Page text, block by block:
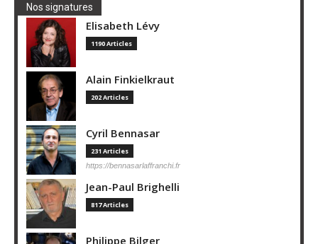
Nos signatures
Elisabeth Lévy
1190 Articles
Alain Finkielkraut
202 Articles
Cyril Bennasar
231 Articles
https://bennasarlaffranchi.fr
Jean-Paul Brighelli
817 Articles
Philippe Bilger